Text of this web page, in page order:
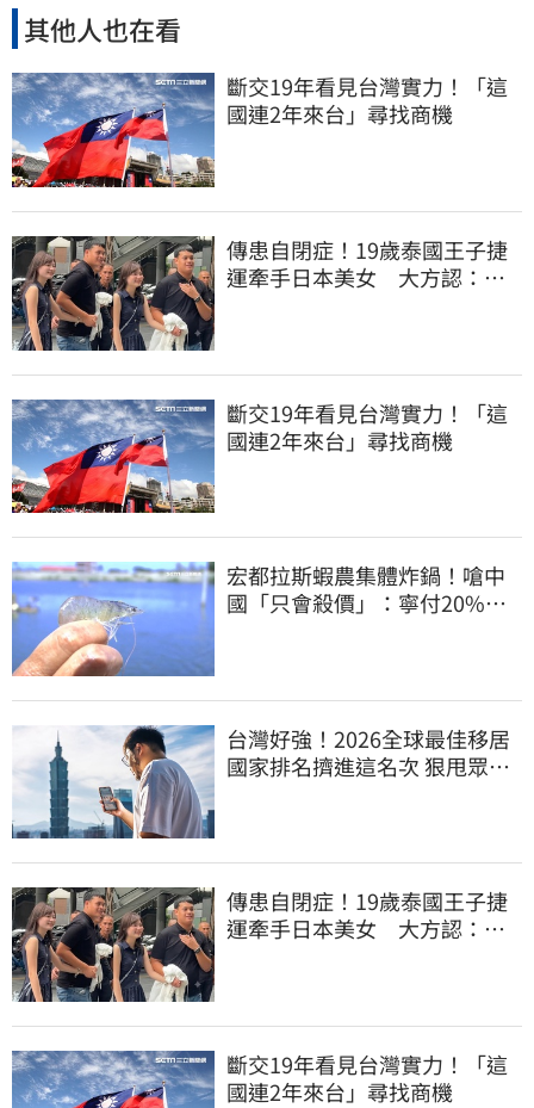
其他人也在看
斷交19年看見台灣實力！「這
國連2年來台」尋找商機
傳患自閉症！19歲泰國王子捷
運牽手日本美女 大方認：
斷交19年看見台灣實力！「這
國連2年來台」尋找商機
宏都拉斯蝦農集體炸鍋！嗆中
國「只會殺價」：寧付20%關
台灣好強！2026全球最佳移居
國家排名擠進這名次 狠甩眾多
傳患自閉症！19歲泰國王子捷
運牽手日本美女 大方認：
斷交19年看見台灣實力！「這
國連2年來台」尋找商機